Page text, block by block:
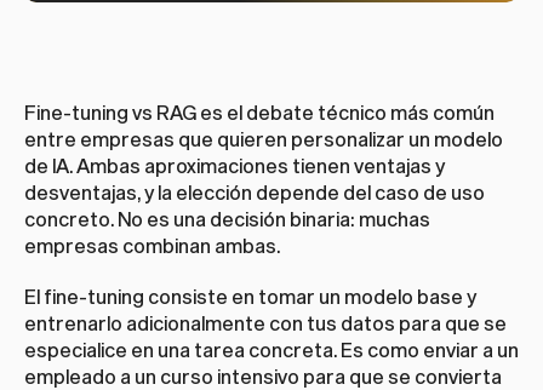
Fine-tuning vs RAG es el debate técnico más común
entre empresas que quieren personalizar un modelo
de IA. Ambas aproximaciones tienen ventajas y
desventajas, y la elección depende del caso de uso
concreto. No es una decisión binaria: muchas
empresas combinan ambas.
El fine-tuning consiste en tomar un modelo base y
entrenarlo adicionalmente con tus datos para que se
especialice en una tarea concreta. Es como enviar a un
empleado a un curso intensivo para que se convierta